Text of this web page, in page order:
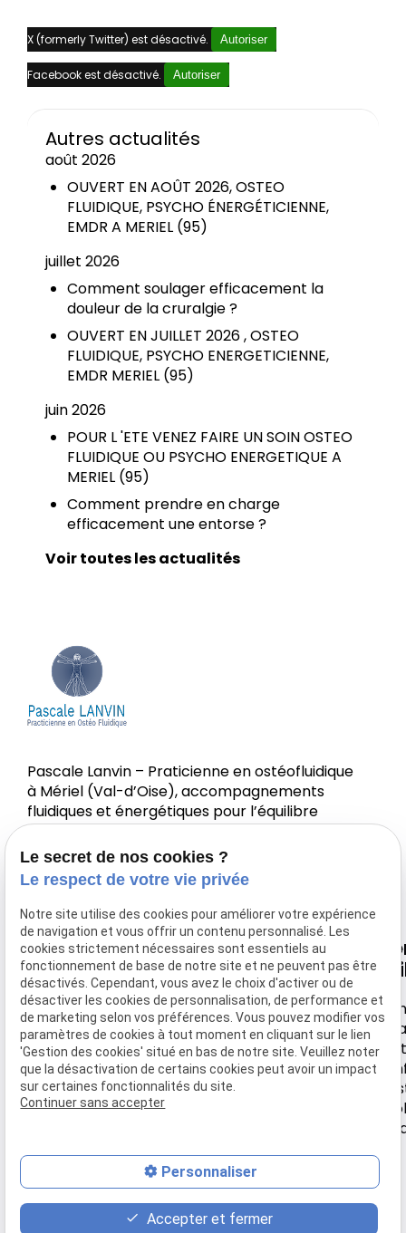
X (formerly Twitter) est désactivé. Autoriser
Facebook est désactivé. Autoriser
Autres actualités
août 2026
OUVERT EN AOÛT 2026, OSTEO
FLUIDIQUE, PSYCHO ÉNERGÉTICIENNE,
EMDR A MERIEL (95)
juillet 2026
Comment soulager efficacement la
douleur de la cruralgie ?
OUVERT EN JUILLET 2026 , OSTEO
FLUIDIQUE, PSYCHO ENERGETICIENNE,
EMDR MERIEL (95)
juin 2026
POUR L 'ETE VENEZ FAIRE UN SOIN OSTEO
FLUIDIQUE OU PSYCHO ENERGETIQUE A
MERIEL (95)
Comment prendre en charge
efficacement une entorse ?
Voir toutes les actualités
Pascale Lanvin – Praticienne en ostéofluidique
à Mériel (Val-d’Oise), accompagnements
fluidiques et énergétiques pour l’équilibre
corps-esprit.
Nous
retrouver
44 rue de
Montebello
95630 MERIEL
Horaire
Lundi-
Samedi
9h30 -
18h
Navigation
Accueil
Votre Ostéo
Tarifs
Actualité
place contact_page phone
Le secret de nos cookies ?
Le respect de votre vie privée
Notre site utilise des cookies pour améliorer votre expérience
de navigation et vous offrir un contenu personnalisé. Les
cookies strictement nécessaires sont essentiels au
fonctionnement de base de notre site et ne peuvent pas être
désactivés. Cependant, vous avez le choix d'activer ou de
désactiver les cookies de personnalisation, de performance et
de marketing selon vos préférences. Vous pouvez modifier vos
paramètres de cookies à tout moment en cliquant sur le lien
'Gestion des cookies' situé en bas de notre site. Veuillez noter
que la désactivation de certains cookies peut avoir un impact
sur certaines fonctionnalités du site.
Continuer sans accepter
Personnaliser
Accepter et fermer